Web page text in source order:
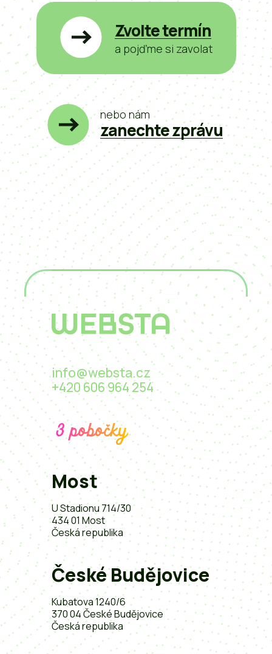
Zvolte termín
a pojďme si zavolat
nebo nám
zanechte zprávu
info@websta.cz
+420 606 964 254
3 pobočky
Most
U Stadionu 714/30
434 01 Most
Česká republika
České Budějovice
Kubatova 1240/6
370 04 České Budějovice
Česká republika